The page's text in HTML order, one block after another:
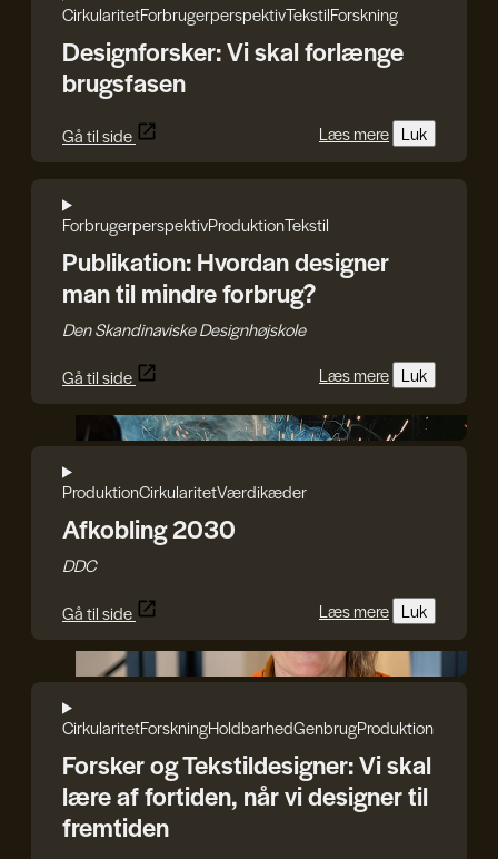
CirkularitetForbrugerperspektivTekstilForskning
Designforsker: Vi skal forlænge
brugsfasen
Gå til side Læs mere Luk
ForbrugerperspektivProduktionTekstil
Publikation: Hvordan designer
man til mindre forbrug?
Den Skandinaviske Designhøjskole
Gå til side
Læs mere Luk
ProduktionCirkularitetVærdikæder
Afkobling 2030
DDC
Gå til side
Læs mere Luk
Rasmus Blicher
CirkularitetForskningHoldbarhedGenbrugProduktion
Forsker og Tekstildesigner: Vi skal
lære af fortiden, når vi designer til
fremtiden